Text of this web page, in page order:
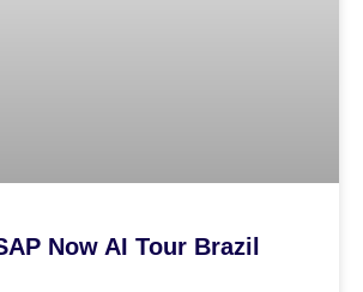
Now AI Tour Brazil